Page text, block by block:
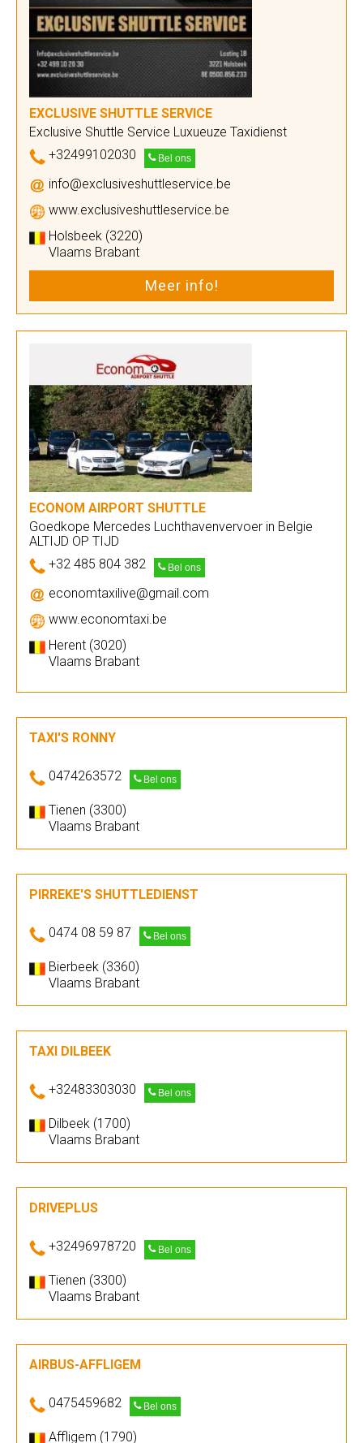
EXCLUSIVE SHUTTLE SERVICE
Exclusive Shuttle Service Luxueuze Taxidienst
+32499102030
Bel ons
info@exclusiveshuttleservice.be
www.exclusiveshuttleservice.be
Holsbeek (3220)
Vlaams Brabant
Meer info!
ECONOM AIRPORT SHUTTLE
Goedkope Mercedes Luchthavenvervoer in Belgie
ALTIJD OP TIJD
+32 485 804 382
Bel ons
economtaxilive@gmail.com
www.economtaxi.be
Herent (3020)
Vlaams Brabant
TAXI'S RONNY
0474263572 Bel ons
Tienen (3300)
Vlaams Brabant
PIRREKE'S SHUTTLEDIENST
0474 08 59 87 Bel ons
Bierbeek (3360)
Vlaams Brabant
TAXI DILBEEK
+32483303030 Bel ons
Dilbeek (1700)
Vlaams Brabant
DRIVEPLUS
+32496978720 Bel ons
Tienen (3300)
Vlaams Brabant
AIRBUS-AFFLIGEM
0475459682 Bel ons
Affligem (1790)